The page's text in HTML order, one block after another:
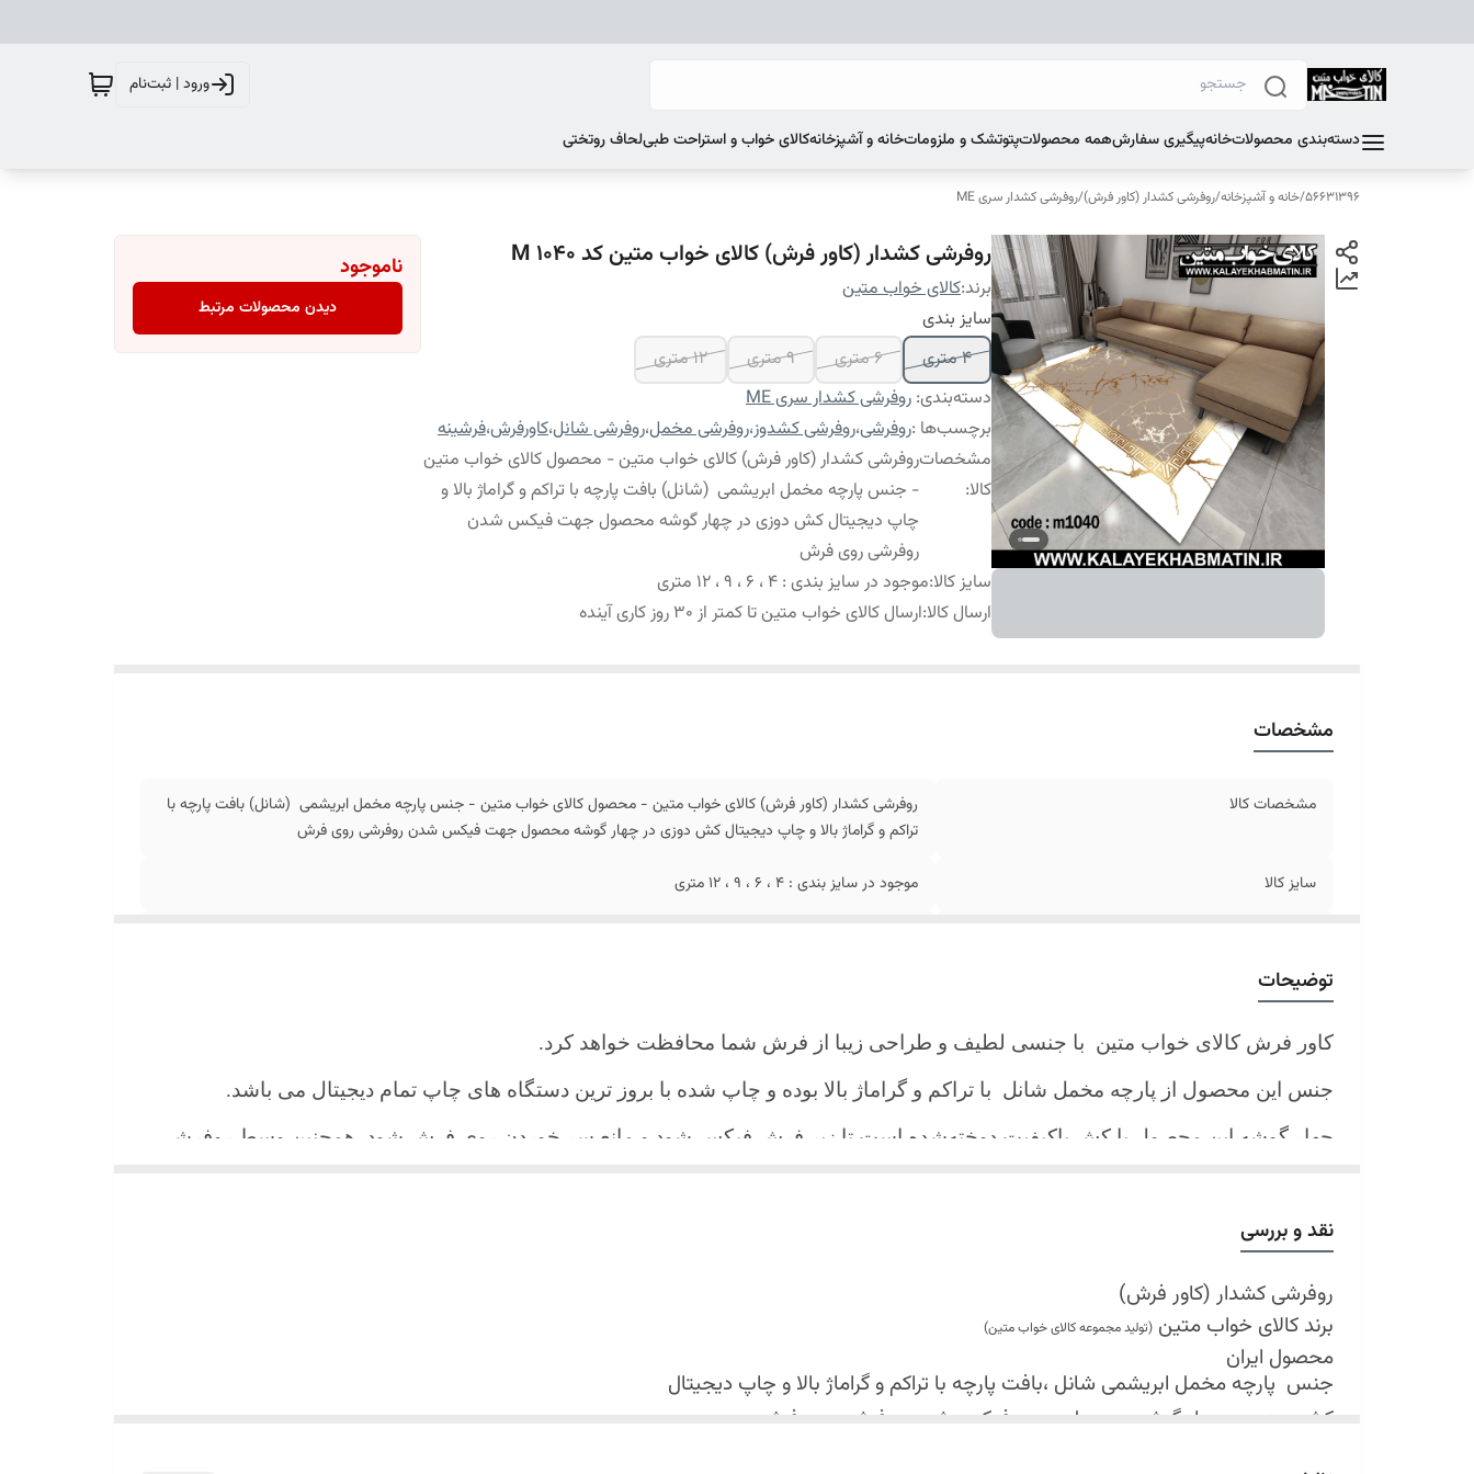
ورود | ثبت‌نام
دسته‌بندی محصولاتخانهپیگیری سفارشهمه محصولاتپتوتشک و ملزوماتخانه و آشپزخانهکالای خواب و استراحت طبیلحاف روتختی
56631396
/خانه و آشپزخانه/روفرشی کشدار (کاور فرش)/روفرشی کشدار سری ME
روفرشی کشدار (کاور فرش) کالای خواب متین کد M 1040
برند:کالای خواب متین
سایز بندی
4 متری
6 متری 9 متری
12 متری
دسته‌بندی: روفرشی کشدار سری ME
برچسب‌ها :روفرشی،روفرشی کشدوز،روفرشی مخمل،روفرشی شانل،کاورفرش،فرشینه
مشخصات
کالا:
روفرشی کشدار (کاور فرش) کالای خواب متین - محصول کالای خواب متین
- جنس پارچه مخمل ابریشمی (شانل) بافت پارچه با تراکم و گراماژ بالا و
چاپ دیجیتال کش دوزی در چهار گوشه محصول جهت فیکس شدن
روفرشی روی فرش
سایز کالا:موجود در سایز بندی : 4 ، 6 ، 9 ، 12 متری
ارسال کالا:ارسال کالای خواب متین تا کمتر از 30 روز کاری آینده
ناموجود
دیدن محصولات مرتبط
مشخصات
مشخصات کالا
روفرشی کشدار (کاور فرش) کالای خواب متین - محصول کالای خواب متین - جنس پارچه مخمل ابریشمی (شانل) بافت پارچه با
تراکم و گراماژ بالا و چاپ دیجیتال کش دوزی در چهار گوشه محصول جهت فیکس شدن روفرشی روی فرش
سایز کالا موجود در سایز بندی : 4 ، 6 ، 9 ، 12 متری
توضیحات
کاور فرش کالای خواب متین با جنسی لطیف و طراحی زیبا از فرش شما محافظت خواهد کرد.
جنس این محصول از پارچه مخمل شانل با تراکم و گراماژ بالا بوده و چاپ شده با بروز ترین دستگاه های چاپ تمام دیجیتال می باشد.
چهار گوشه این محصول با کش باکیفیت دوخته‌شده است تا زیر فرش فیکس شود و مانع سر خوردن روی فرش شود. همچنین وسط روفرشی
شرایط شستشو:
اولین شستشو ترجیحا خشک شویی شود
شستشو در لباسشویی های خانگی بلامانع می باشد فقط به صورت جدا گانه شسته شود
حداکثر دمای شستشو 30 درجه سانتیگراد (عملیات ملایم)
از پودر های صابونی و آنزیم دار(دانه آبی) استفاده نشود. (بهترین ماده شوینده رنگین شوی+ نرم کننده میباشد)
نقد و بررسی
روفرشی کشدار (کاور فرش)
برند کالای خواب متین (تولید مجموعه کالای خواب متین)
محصول ایران
جنس پارچه مخمل ابریشمی شانل ،بافت پارچه با تراکم و گراماژ بالا و چاپ دیجیتال
کش دوزی در چهار گوشه محصول جهت فیکس شدن روفرشی روی فرش